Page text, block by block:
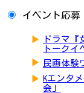
イベント応募
▶
ドラマ
トークイ
▶ 民画体験
▶ Kエンタ
会」